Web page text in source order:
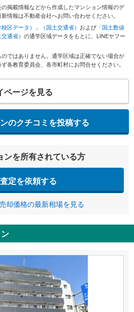
掲載情報などから作成したマンション情報のデ
情報は不動産会社へお問い合わせください。
区データ）」（国土交通省） および 「国土数値
通省） の通学区域データをもとに、LINEヤフー
ではありません。通学区域は正確でない場合が
各教育委員会、各市町村にお問合せください。
ページを見る
のクチコミを投稿する
ンを所有されている方
定を依頼する
却価格の最新相場を見る